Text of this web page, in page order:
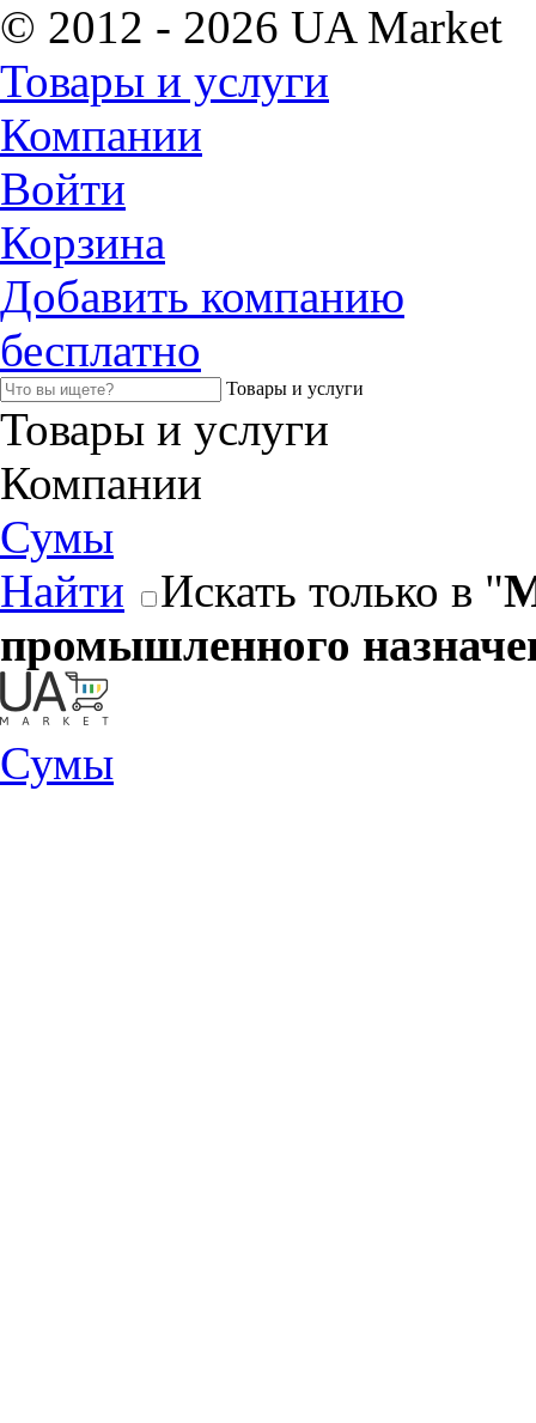
© 2012 - 2026 UA Market
Товары и услуги
Компании
Войти
Корзина
Добавить компанию
бесплатно
Товары и услуги
Товары и услуги
Компании
Сумы
Найти
Искать только в "
промышленного
Сумы